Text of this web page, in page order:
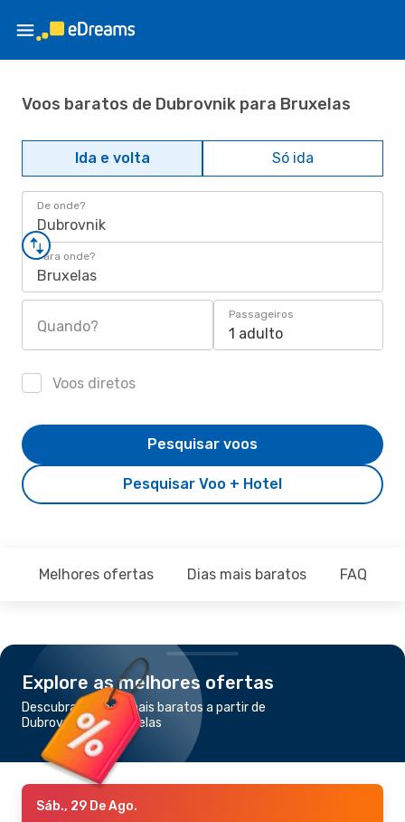
Voos baratos de Dubrovnik para Bruxelas
Ida e volta Só ida
De onde?
Dubrovnik
Para onde?
Bruxelas
Quando?
Passageiros
1 adulto
Voos diretos
Pesquisar Voo + Hotel
Pesquisar voos
Melhores ofertas Dias mais baratos FAQ
Explore as melhores ofertas
Descubra os voos mais baratos a partir de
Dubrovnik para Bruxelas
Sáb., 29 De Ago.